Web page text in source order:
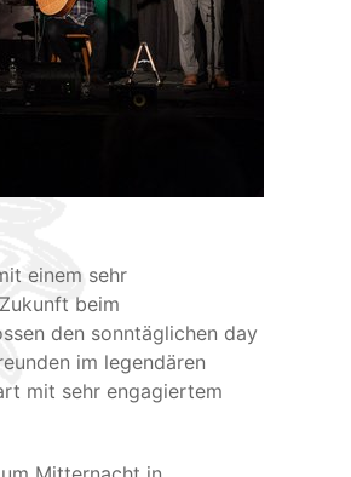
einem sehr
beim
den sonntäglichen day
im legendären
mit sehr engagiertem